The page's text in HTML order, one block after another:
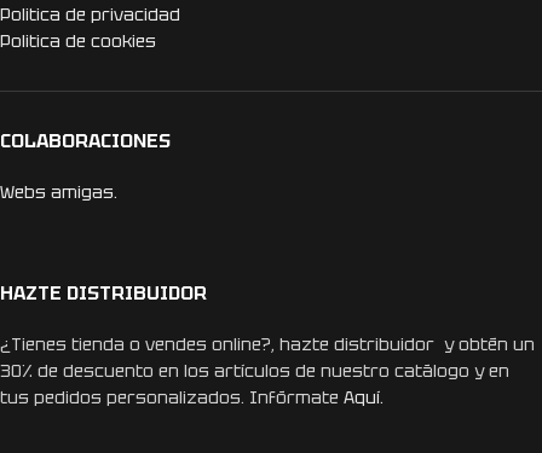
Politica de privacidad
Politica de cookies
COLABORACIONES
Webs amigas.
HAZTE DISTRIBUIDOR
¿Tienes tienda o vendes online?, hazte distribuidor y obtén un
30% de descuento en los artículos de nuestro catálogo y en
tus pedidos personalizados. Infórmate Aquí.